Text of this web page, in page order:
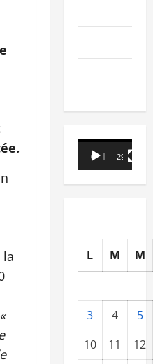
la
«
Lecteur
vidéo
00:00 29:21
L M M
3 4
5
10
11
12